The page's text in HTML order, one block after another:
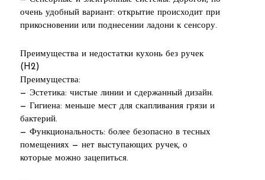
очень удобный вариант: открытие происходит при
прикосновении или поднесении ладони к сенсору.
Преимущества и недостатки кухонь без ручек
(H2)
Преимущества:
— Эстетика: чистые линии и сдержанный дизайн.
— Гигиена: меньше мест для скапливания грязи и
бактерий.
— Функциональность: более безопасно в тесных
помещениях — нет выступающих ручек, о
которые можно зацепиться.